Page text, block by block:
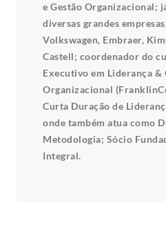
e Gestão Organizacional;
diversas grandes
Volkswagen, Embraer,
Castell; coordenador do
Executivo em Liderança &
Organizacional
Curta Duração de
onde também atua como
Metodologia; Sócio
Integral.